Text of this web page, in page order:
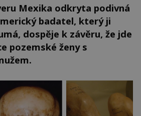
Mexika odkryta podivná
badatel, který ji
dospěje k závěru, že jde
pozemské ženy s